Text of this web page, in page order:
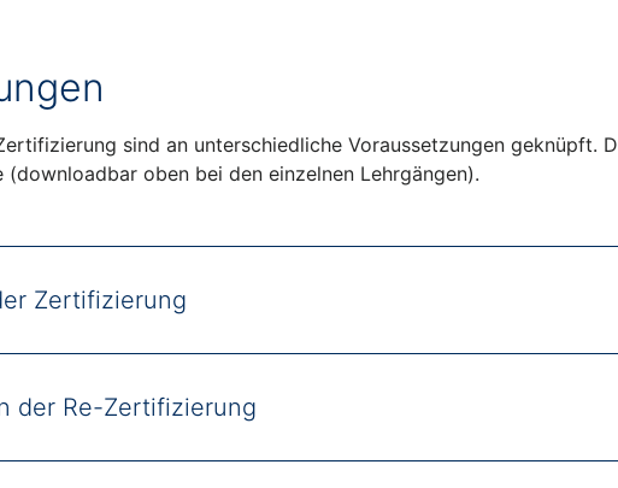
sind an unterschiedliche Voraussetzungen geknüpft.
oben bei den einzelnen Lehrgängen).
Zertifizierung
der Re-Zertifizierung